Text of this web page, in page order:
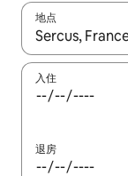
地点
如有搜索结果，
入住
退房